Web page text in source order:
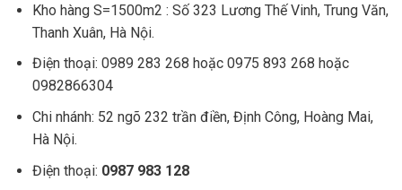
Kho hàng S=1500m2 : Số 323 Lương Thế Vinh, Trung Văn,
Thanh Xuân, Hà Nội.
Điện thoại: 0989 283 268 hoặc 0975 893 268 hoặc
0982866304
Chi nhánh: 52 ngõ 232 trần điền, Định Công, Hoàng Mai,
Hà Nội.
Điện thoại: 0987 983 128